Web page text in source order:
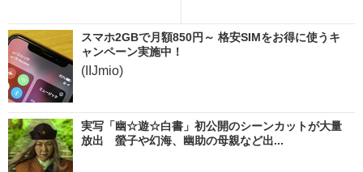
スマホ2GBで月額850円～ 格安SIMをお得に使うキ
ャンペーン実施中！
(IIJmio)
実写「幽☆遊☆白書」初公開のシーンカットが大量
放出 螢子や幻海、幽助の母親など出...